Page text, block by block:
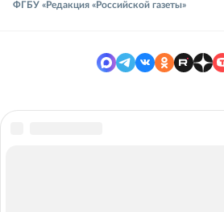
ФГБУ «Редакция «Российской газеты»